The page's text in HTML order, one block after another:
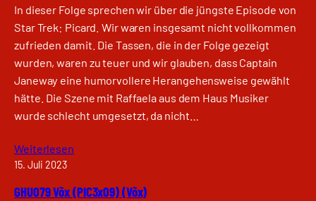
In dieser Folge sprechen wir über die jüngste Episode von
Star Trek: Picard. Wir waren insgesamt nicht vollkommen
zufrieden damit. Die Tassen, die in der Folge gezeigt
wurden, waren zu teuer und wir glauben, dass Captain
Janeway eine humorvollere Herangehensweise gewählt
hätte. Die Szene mit Raffaela aus dem Haus Musiker
wurde schlecht umgesetzt, da nicht…
Weiterlesen
15. Juli 2023
GHU079 Võx (PIC3x09) (Võx)